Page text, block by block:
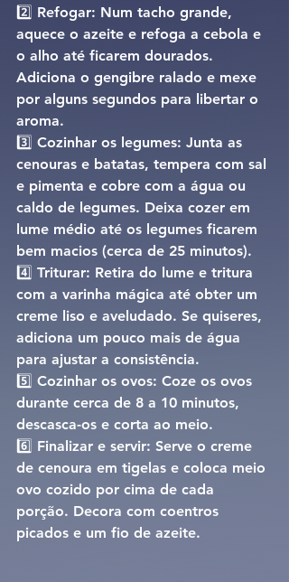
2️⃣ Refogar: Num tacho grande,
aquece o azeite e refoga a cebola e
o alho até ficarem dourados.
Adiciona o gengibre ralado e mexe
por alguns segundos para libertar o
aroma.
3️⃣ Cozinhar os legumes: Junta as
cenouras e batatas, tempera com sal
e pimenta e cobre com a água ou
caldo de legumes. Deixa cozer em
lume médio até os legumes ficarem
bem macios (cerca de 25 minutos).
4️⃣ Triturar: Retira do lume e tritura
com a varinha mágica até obter um
creme liso e aveludado. Se quiseres,
adiciona um pouco mais de água
para ajustar a consistência.
5️⃣ Cozinhar os ovos: Coze os ovos
durante cerca de 8 a 10 minutos,
descasca-os e corta ao meio.
6️⃣ Finalizar e servir: Serve o creme
de cenoura em tigelas e coloca meio
ovo cozido por cima de cada
porção. Decora com coentros
picados e um fio de azeite.